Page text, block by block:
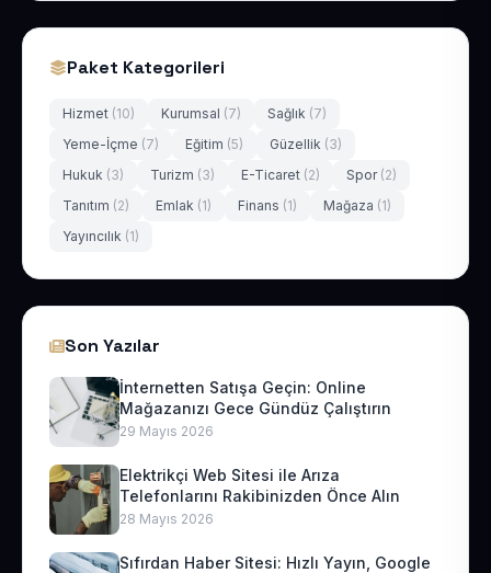
Paket Kategorileri
Hizmet (10) Kurumsal (7) Sağlık (7)
Yeme-İçme (7) Eğitim (5) Güzellik (3)
Hukuk (3) Turizm (3) E-Ticaret (2) Spor (2)
Tanıtım (2) Emlak (1) Finans (1) Mağaza (1)
Yayıncılık (1)
Son Yazılar
İnternetten Satışa Geçin: Online
Mağazanızı Gece Gündüz Çalıştırın
29 Mayıs 2026
Elektrikçi Web Sitesi ile Arıza
Telefonlarını Rakibinizden Önce Alın
28 Mayıs 2026
Sıfırdan Haber Sitesi: Hızlı Yayın, Google